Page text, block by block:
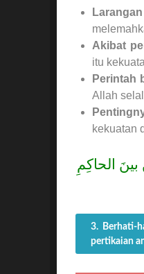
Akibat
itu
Perintah
Allah
kekuatan
الحاكِمِ
3. Berhati-
pertikaian